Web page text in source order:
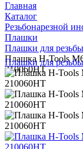
Главная
Каталог
Резьбонарезной
Плашки
Плашки для
Плашка H-Tools
210060HT
Плашки для